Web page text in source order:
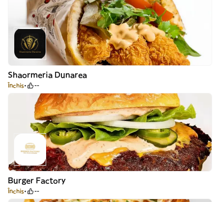
Shaormeria Dunarea
Închis --
Burger Factory
Închis --